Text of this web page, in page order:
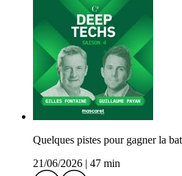
Quelques pistes pour gagner la
21/06/2026
47 min